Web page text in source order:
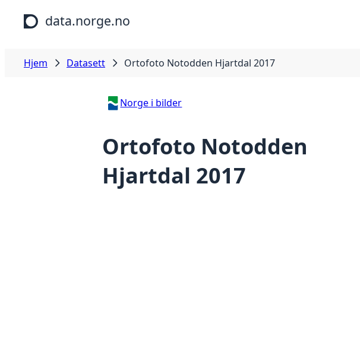
Hopp til hovedinnhold
data.norge.no
Hjem Datasett Ortofoto Notodden Hjartdal 2017
Norge i bilder
Ortofoto Notodden
Hjartdal 2017